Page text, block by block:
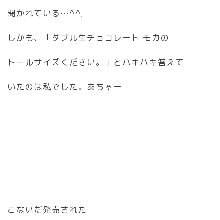
聞かれている…^^;
しかも、「ダブル生チョコレート モカの
トールサイズください。」とハキハキ答えて
いたのは私でした。あちゃー
こないだ発売された